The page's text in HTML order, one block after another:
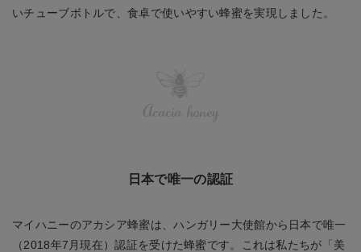
いチューブボトルで、食卓で使いやすい蜂蜜を実現しました。
Acacia honey
日本で唯一の認証
マイハニーのアカシア蜂蜜は、ハンガリー大使館から日本で唯一
（2018年7月現在）認証を受けた蜂蜜です。これは私たちが「美